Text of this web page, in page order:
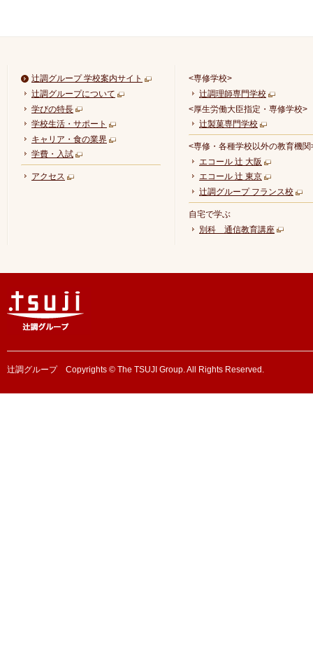
辻調グループ 学校案内サイト
辻調グループについて
学びの特長
学校生活・サポート
キャリア・食の業界
学費・入試
アクセス
<専修学校>
辻調理師専門学校
<厚生労働大臣指定・専修学校>
辻製菓専門学校
<専修・各種学校以外の教育機関
エコール 辻 大阪
エコール 辻 東京
辻調グループ フランス校
自宅で学ぶ
別科 通信教育講座
辻調グループ Copyrights © The TSUJI Group. All Rights Reserved.